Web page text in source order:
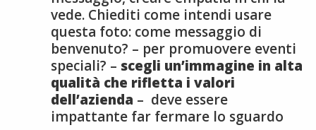
vede. Chiediti come intendi usare
questa foto: come messaggio di
benvenuto? – per promuovere eventi
speciali? – scegli un’immagine in alta
qualità che rifletta i valori
dell’azienda – deve essere
impattante far fermare lo sguardo